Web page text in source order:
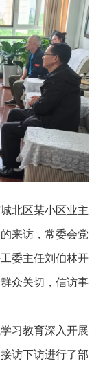
北区某小区业主
来访，常委会党
委主任刘伯林开
众关切，信访事
习教育深入开展
访下访进行了部